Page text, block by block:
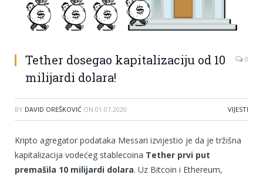
Tether dosegao kapitalizaciju od 10
milijardi dolara!
0
BY DAVID OREŠKOVIĆ ON 01.07.2020 VIJESTI
Kripto agregator podataka Messari izvijestio je da je tržišna
kapitalizacija vodećeg stablecoina Tether prvi put
premašila 10 milijardi dolara. Uz Bitcoin i Ethereum,